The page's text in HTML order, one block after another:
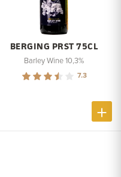
BERGING PRST 75CL
Barley Wine 10,3%
7.3